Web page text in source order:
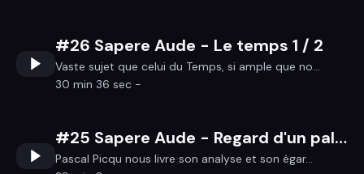
#26 Sapere Aude - Le temps 1 / 2
Vaste sujet que celui du Temps, si ample que no...
30 min 36 sec -
#25 Sapere Aude - Regard d'un paléoanthropologue de renom sur l'IA
Pascal Picqu nous livre son analyse et son égar...